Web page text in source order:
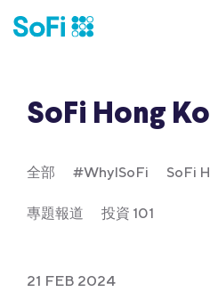
SoFi Hong
全部 #WhyISoFi SoFi
專題報道 投資 101
21 FEB 2024